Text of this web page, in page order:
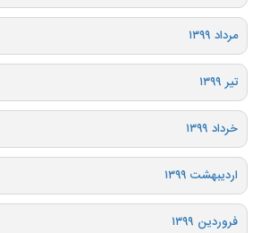
مرداد ۱۳۹۹
تیر ۱۳۹۹
خرداد ۱۳۹۹
اردیبهشت ۱۳۹۹
فروردین ۱۳۹۹